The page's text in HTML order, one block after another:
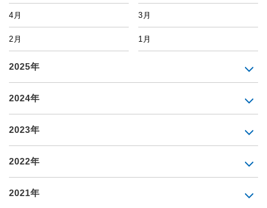
4月 3月
2月 1月
2025年
2024年
2023年
2022年
2021年